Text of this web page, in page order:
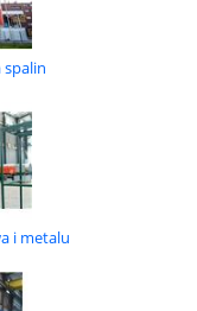
spalin
i metalu